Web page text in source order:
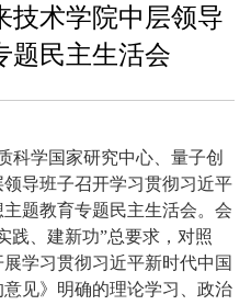
技术学院中层领导
题民主生活会
科学国家研究中心、量子创
导班子召开学习贯彻习近平
题教育专题民主生活会。会
践、建新功”总要求，对照
学习贯彻习近平新时代中国
见》明确的理论学习、政治